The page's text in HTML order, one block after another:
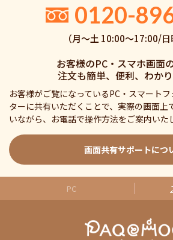
0120-
（月〜土 10:00〜17:00/日
お客様のPC・スマホ画面
注文も簡単、便利、わか
お客様がご覧になっているPC・スマート
ターに共有いただくことで、実際の画面上
いながら、お電話で操作方法をご案内いた
画面共有サポートにつ
PC